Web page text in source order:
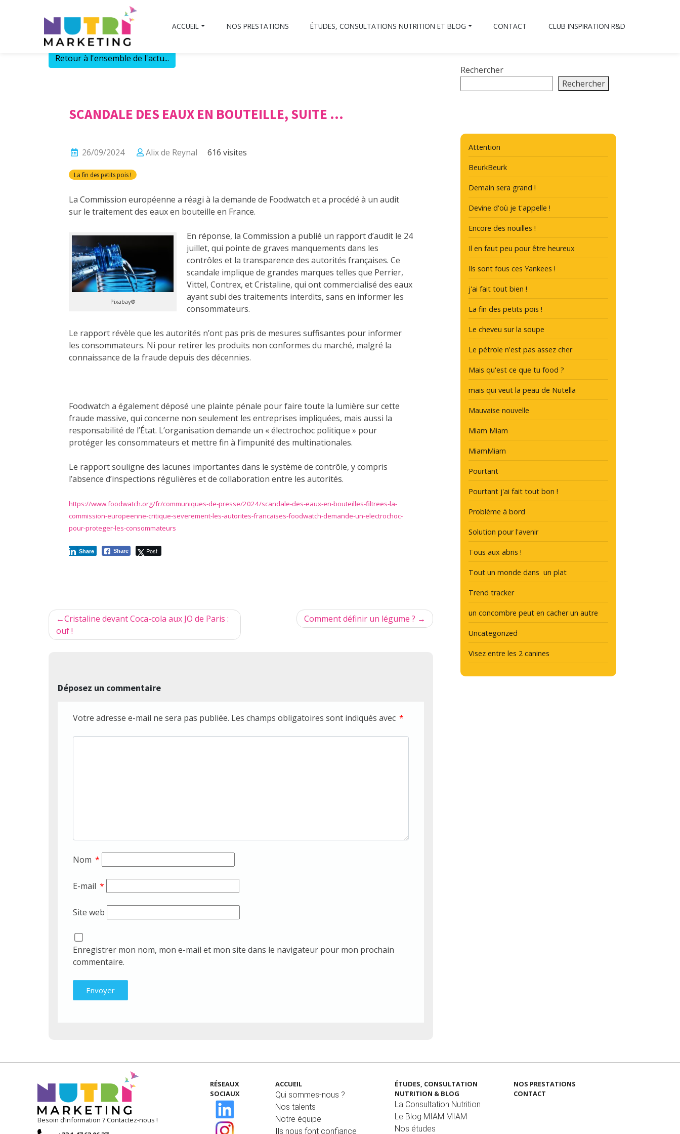
ACCUEIL NOS PRESTATIONS ÉTUDES, CONSULTATIONS NUTRITION ET BLOG CONTACT CLUB INSPIRATION R&D
Retour à l'ensemble de l'actu...
SCANDALE DES EAUX EN BOUTEILLE, SUITE …
26/09/2024 Alix de Reynal 616 visites
La fin des petits pois !
La Commission européenne a réagi à la demande de Foodwatch et a procédé à un audit
sur le traitement des eaux en bouteille en France.
Pixabay®
En réponse, la Commission a publié un rapport d’audit le 24
juillet, qui pointe de graves manquements dans les
contrôles et la transparence des autorités françaises. Ce
scandale implique de grandes marques telles que Perrier,
Vittel, Contrex, et Cristaline, qui ont commercialisé des eaux
ayant subi des traitements interdits, sans en informer les
consommateurs.
Le rapport révèle que les autorités n’ont pas pris de mesures suffisantes pour informer
les consommateurs. Ni pour retirer les produits non conformes du marché, malgré la
connaissance de la fraude depuis des décennies.
Foodwatch a également déposé une plainte pénale pour faire toute la lumière sur cette
fraude massive, qui concerne non seulement les entreprises impliquées, mais aussi la
responsabilité de l’État. L’organisation demande un « électrochoc politique » pour
protéger les consommateurs et mettre fin à l’impunité des multinationales.
Le rapport souligne des lacunes importantes dans le système de contrôle, y compris
l’absence d’inspections régulières et de collaboration entre les autorités.
https://www.foodwatch.org/fr/communiques-de-presse/2024/scandale-des-eaux-en-bouteilles-filtrees-la-
commission-europeenne-critique-severement-les-autorites-francaises-foodwatch-demande-un-electrochoc-
pour-proteger-les-consommateurs
Share Post
Share
Navigation
de
Cristaline devant Coca-cola aux JO de Paris :
ouf !
Comment définir un légume ?
Déposez un commentaire
Votre adresse e-mail ne sera pas publiée. Les champs obligatoires sont indiqués avec *
Nom *
E-mail *
Site web
Enregistrer mon nom, mon e-mail et mon site dans le navigateur pour mon prochain
commentaire.
Rechercher
Rechercher
Attention
BeurkBeurk
Demain sera grand !
Devine d'où je t'appelle !
Encore des nouilles !
Il en faut peu pour être heureux
Ils sont fous ces Yankees !
j'ai fait tout bien !
La fin des petits pois !
Le cheveu sur la soupe
Le pétrole n'est pas assez cher
Mais qu'est ce que tu food ?
mais qui veut la peau de Nutella
Mauvaise nouvelle
Miam Miam
MiamMiam
Pourtant
Pourtant j'ai fait tout bon !
Problème à bord
Solution pour l'avenir
Tous aux abris !
Tout un monde dans un plat
Trend tracker
un concombre peut en cacher un autre
Uncategorized
Visez entre les 2 canines
Besoin d’information ? Contactez-nous !
RÉSEAUX
SOCIAUX
ACCUEIL
Qui sommes-nous ?
Nos talents
Notre équipe
Ils nous font confiance
ÉTUDES, CONSULTATION
NUTRITION & BLOG
La Consultation Nutrition
Le Blog MIAM MIAM
Nos études
NOS PRESTATIONS
CONTACT